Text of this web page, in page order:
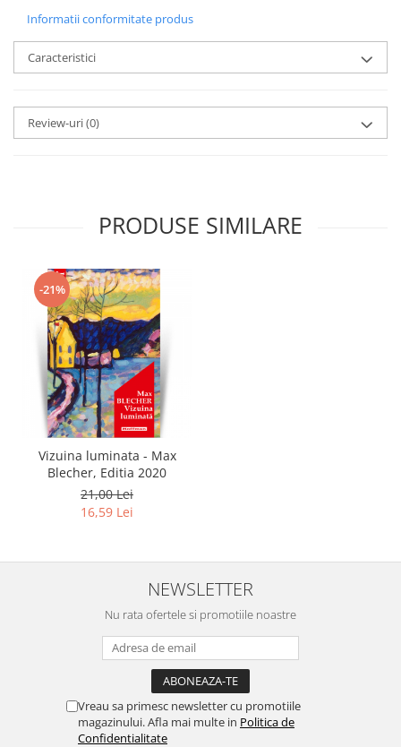
Informatii conformitate produs
Caracteristici
Review-uri(0)
PRODUSE SIMILARE
-21%
Vizuina luminata - Max
Blecher, Editia 2020
21,00 Lei
16,59 Lei
NEWSLETTER
Nu rata ofertele si promotiile noastre
Vreau sa primesc newsletter cu promotiile
magazinului. Afla mai multe in Politica de
Confidentialitate